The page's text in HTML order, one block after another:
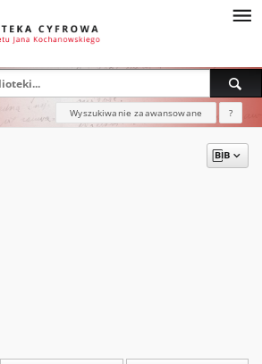
Wyszukiwanie zaawansowane ?